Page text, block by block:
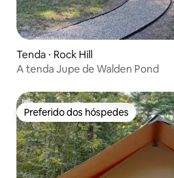
Tenda ⋅ Rock Hill
A tenda Jupe de Walden Pond
Preferido dos hóspedes
Preferido dos hóspedes